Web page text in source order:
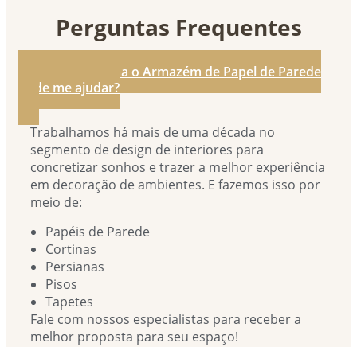
Perguntas Frequentes
1. De que forma o Armazém de Papel de Parede
pode me ajudar?
Trabalhamos há mais de uma década no
segmento de design de interiores para
concretizar sonhos e trazer a melhor experiência
em decoração de ambientes. E fazemos isso por
meio de:
Papéis de Parede
Cortinas
Persianas
Pisos
Tapetes
Fale com nossos especialistas para receber a
melhor proposta para seu espaço!